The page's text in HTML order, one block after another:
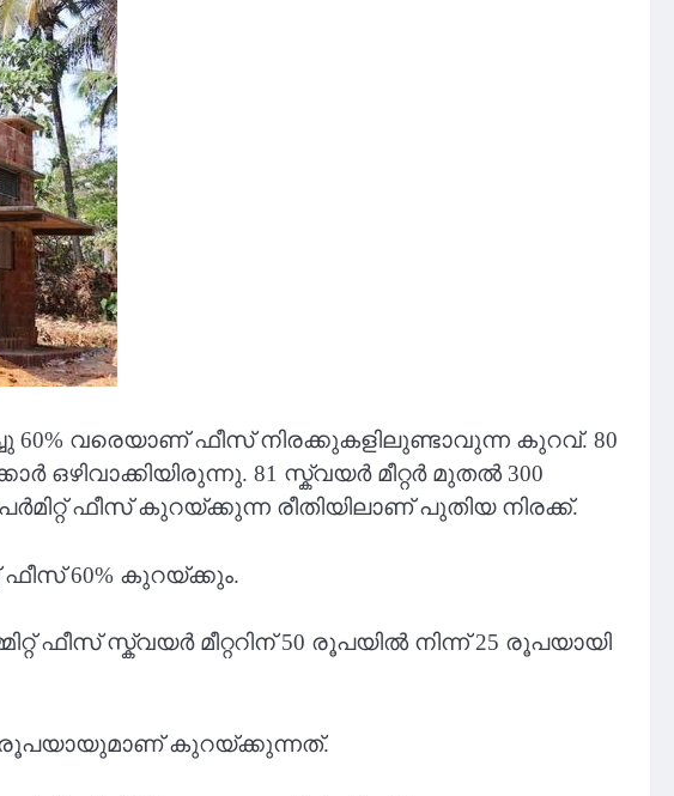
60% വരെയാണ് ഫീസ് നിരക്കുകളിലുണ്ടാവുന്ന കുറവ്. 80
ഒഴിവാക്കിയിരുന്നു. 81 സ്ക്വയർ മീറ്റർ മുതൽ 300
ഫീസ് കുറയ്ക്കുന്ന രീതിയിലാണ് പുതിയ നിരക്ക്.
ഫീസ് 60% കുറയ്ക്കും.
ഫീസ് സ്ക്വയർ മീറ്ററിന് 50 രൂപയിൽ നിന്ന് 25 രൂപയായി
40 രൂപയായുമാണ് കുറയ്ക്കുന്നത്.